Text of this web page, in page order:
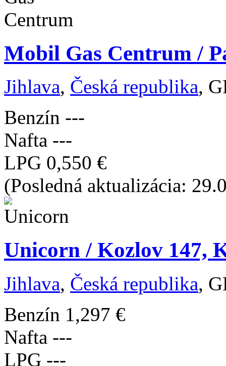
Mobil Gas Centrum /
Jihlava, Česká republika,
Benzín ---
Nafta ---
LPG 0,550 €
(Posledná aktualizácia:
Unicorn / Kozlov 147,
Jihlava, Česká republika,
Benzín 1,297 €
Nafta ---
LPG ---